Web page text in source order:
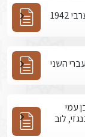
השני
עמי
לוב